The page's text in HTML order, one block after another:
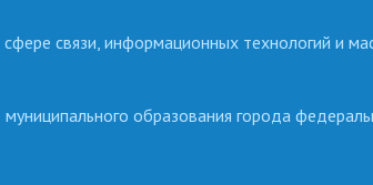
связи, информационных технологий и
образования города